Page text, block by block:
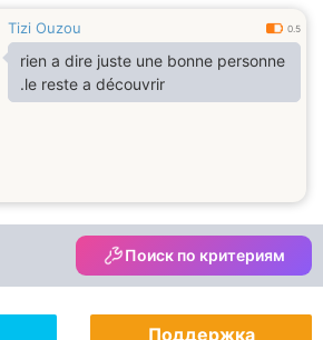
Tizi Ouzou 0.5
rien a dire juste une bonne personne
.le reste a découvrir
Поиск по критериям
Поддержка